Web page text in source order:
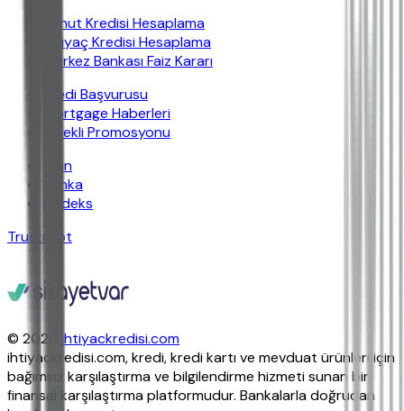
Konut Kredisi Hesaplama
İhtiyaç Kredisi Hesaplama
Merkez Bankası Faiz Kararı
Kredi Başvurusu
Mortgage Haberleri
Emekli Promosyonu
İban
Banka
Findeks
Trustpilot
© 2026
ihtiyackredisi.com
ihtiyackredisi.com, kredi, kredi kartı ve mevduat ürünleri için
bağımsız karşılaştırma ve bilgilendirme hizmeti sunan bir
finansal karşılaştırma platformudur. Bankalarla doğrudan